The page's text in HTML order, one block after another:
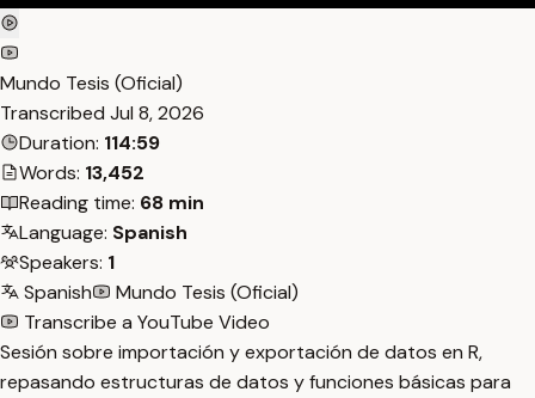
Mundo Tesis (Oficial)
Transcribed Jul 8, 2026
Duration: 114:59
Words: 13,452
Reading time: 68 min
Language: Spanish
Speakers: 1
Spanish
Mundo Tesis (Oficial)
Transcribe a YouTube Video
Sesión sobre importación y exportación de datos en R,
repasando estructuras de datos y funciones básicas para